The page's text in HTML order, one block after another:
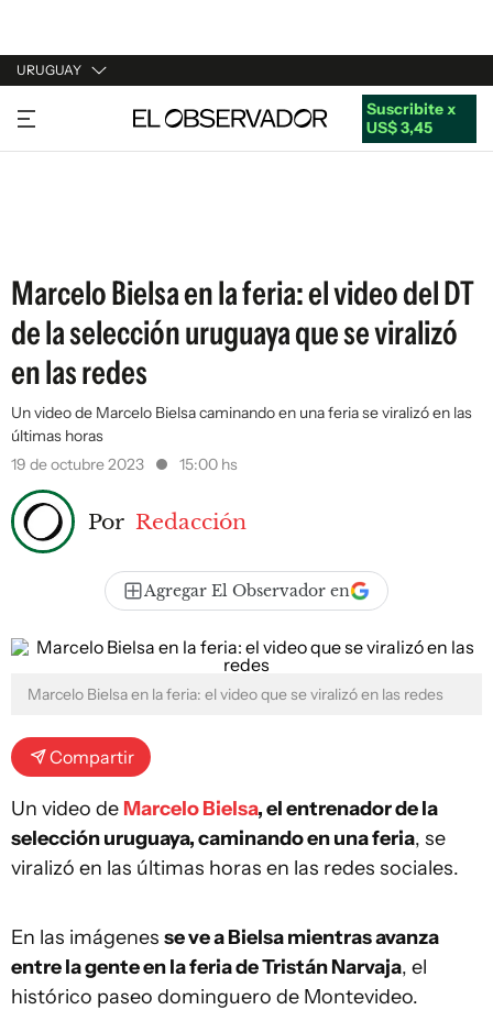
URUGUAY
URUGUAY
ARGENTINA
Suscribite x
US$ 3,45
Marcelo Bielsa en la feria: el video del DT
de la selección uruguaya que se viralizó
en las redes
Un video de Marcelo Bielsa caminando en una feria se viralizó en las
últimas horas
19 de octubre 2023
15:00 hs
Por Redacción
Agregar El Observador en
Marcelo Bielsa en la feria: el video que se viralizó en las redes
Compartir
Un video de Marcelo Bielsa, el entrenador de la
selección uruguaya, caminando en una feria, se
viralizó en las últimas horas en las redes sociales.
En las imágenes se ve a Bielsa mientras avanza
entre la gente en la feria de Tristán Narvaja, el
histórico paseo dominguero de Montevideo.